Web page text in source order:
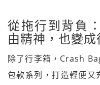
從拖行到背負
由精神，也變
除了行李箱，Crash
包款系列，打造輕便又